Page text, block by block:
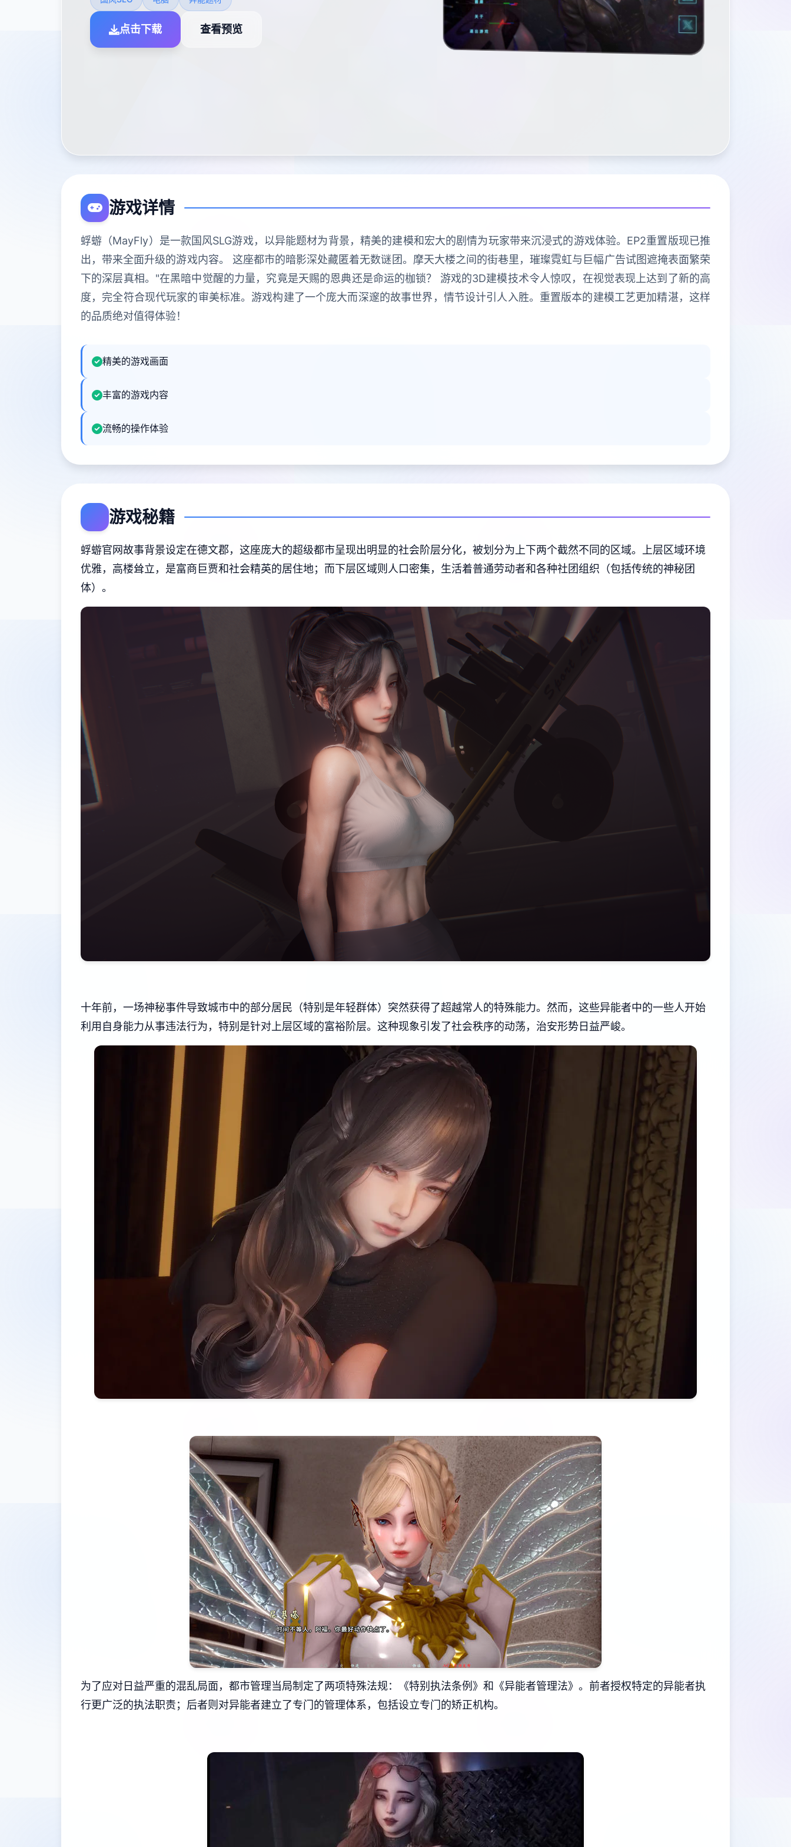
点击下载 查看预览
游戏详情
蜉蝣（MayFly）是一款国风SLG游戏，以异能题材为背景，精美的建模和宏大的剧情为玩家带来沉浸式的游戏体验。EP2重置版现已推
出，带来全面升级的游戏内容。 这座都市的暗影深处藏匿着无数谜团。摩天大楼之间的街巷里，璀璨霓虹与巨幅广告试图遮掩表面繁荣
下的深层真相。"在黑暗中觉醒的力量，究竟是天赐的恩典还是命运的枷锁？ 游戏的3D建模技术令人惊叹，在视觉表现上达到了新的高
度，完全符合现代玩家的审美标准。游戏构建了一个庞大而深邃的故事世界，情节设计引人入胜。重置版本的建模工艺更加精湛，这样
的品质绝对值得体验！
精美的游戏画面
丰富的游戏内容
流畅的操作体验
游戏秘籍
蜉蝣官网故事背景设定在德文郡，这座庞大的超级都市呈现出明显的社会阶层分化，被划分为上下两个截然不同的区域。上层区域环境
优雅，高楼耸立，是富商巨贾和社会精英的居住地；而下层区域则人口密集，生活着普通劳动者和各种社团组织（包括传统的神秘团
体）。
十年前，一场神秘事件导致城市中的部分居民（特别是年轻群体）突然获得了超越常人的特殊能力。然而，这些异能者中的一些人开始
利用自身能力从事违法行为，特别是针对上层区域的富裕阶层。这种现象引发了社会秩序的动荡，治安形势日益严峻。
为了应对日益严重的混乱局面，都市管理当局制定了两项特殊法规：《特别执法条例》和《异能者管理法》。前者授权特定的异能者执
行更广泛的执法职责；后者则对异能者建立了专门的管理体系，包括设立专门的矫正机构。